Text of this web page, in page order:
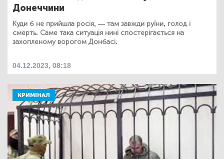
Донеччини
Куди б не прийшла росія, — там завжди руїни, голод і
смерть. Саме така ситуація нині спостерігається на
захопленому ворогом Донбасі.
04.12.2023, 08:18
КРИМІНАЛ